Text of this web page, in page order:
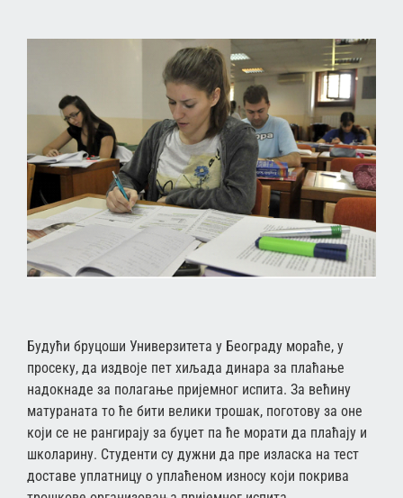
Будући бруцоши Универзитета у Београду мораће, у
просеку, да издвоје пет хиљада динара за плаћање
надокнаде за полагање пријемног испита. За већину
матураната то ће бити велики трошак, поготову за оне
који се не рангирају за буџет па ће морати да плаћају и
школарину. Студенти су дужни да пре изласка на тест
доставе уплатницу о уплаћеном износу који покрива